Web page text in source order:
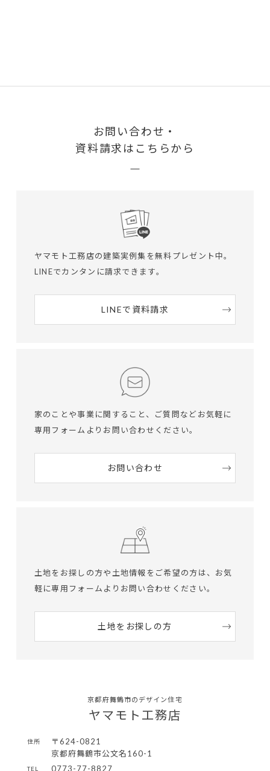
お問い合わせ・
資料請求はこちらから
ヤマモト工務店の建築実例集を無料プレゼント中。
LINEでカンタンに請求できます。
LINEで資料請求
家のことや事業に関すること、ご質問など お気軽に
専用フォームよりお問い合わせください。
お問い合わせ
土地をお探しの方や土地情報をご希望の方は、 お気
軽に専用フォームよりお問い合わせください。
土地をお探しの方
京都府舞鶴市のデザイン住宅
ヤマモト工務店
住所
〒624-0821
京都府舞鶴市公文名160-1
TEL 0773-77-8827